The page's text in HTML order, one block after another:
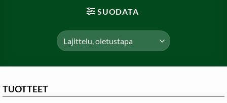
SUODATA
TUOTTEET